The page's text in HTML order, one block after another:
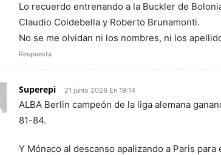
Lo recuerdo entrenando a la Buckler de
Claudio Coldebella y Roberto Brunamonti.
No se me olvidan ni los nombres, ni los
Respuesta
Superepi 21 junio 2026 En 19:14
ALBA Berlin campeón de la liga alemana
81-84.
Y Mónaco al descanso apalizando a Paris